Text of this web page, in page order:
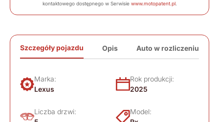
kontaktowego dostępnego w Serwisie www.motopatent.pl.
Szczegóły pojazdu Opis Auto w rozliczeniu
Marka:
Lexus
Rok produkcji:
2025
Liczba drzwi:
Model: